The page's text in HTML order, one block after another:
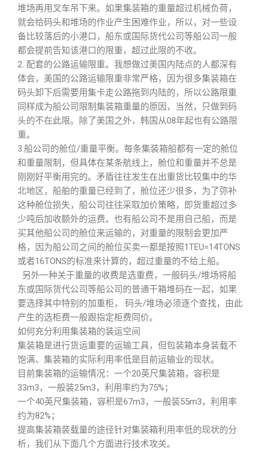
堆场再用叉车吊下来。如果集装箱的重量超过机械负荷，
就会给码头和堆场的作业产生困难作业，所以，对一些设
备比较落后的小港口，船东或国际货代公司等船公司一般
都会提前告知该港口的限重，超过此限的不收。
2. 配套的公路运输限重。我想做过美国内陆点的人都深有
体会，美国的公路运输限重非常严格，因为很多集装箱在
码头卸下后需要用集卡走公路拖到内陆的，所以公路限重
同样成为船公司限制集装箱重量的原因，当然，只做到码
头的不在此限。除了美国之外，韩国从08年起也有公路限
重。
3.船公司的舱位/重量平衡。每条集装箱船都有一定的舱位
和重量限制，但具体在某条航线上，舱位和重量并不总是
刚刚好平衡用完的。矛盾往往发生在出重货比较集中的华
北地区，船舶的重量已经到了，舱位还少很多，为了弥补
这种舱位损失，船公司往往采取加价策略，即货重超过多
少吨后加收额外的运费。也有船公司不是用自己船，而是
买其他船公司的舱位来运输的，对重量的限制会更加严
格，因为船公司之间的舱位买卖一都是按照1TEU=14TONS
或者16TONS的标准来计算的，超过重量的不给上船。
另外一种关于重量的收费是选重费，一般码头/堆场将船
东或国际货代公司等船公司的普通干箱堆码在一起，如果
要选择其中特别的加重柜， 码头/堆场必须逐个查找，由此
产生的选柜费一般跟指定柜费同价。
如何充分利用集装箱的装运空间
集装箱是进行货运重要的运输工具，但包装箱本身装载不
饱满、集装箱的实际利用率低是目前运输业的现状。
目前集装箱的运输情况：一个20英尺集装箱，容积是
33m3，一般装25m3，利用率约为75%；
一个40英尺集装箱，容积是67m3，一般装55m3，利用率
约为82%；
提高集装箱装载量的途径针对集装箱利用率低的现状的分
析，我们从下面几个方面进行技术攻关。